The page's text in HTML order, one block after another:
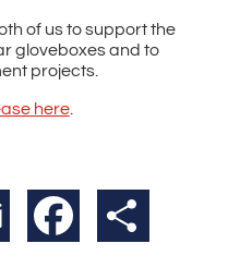
of us to support the
gloveboxes and to
projects.
here.
Email Facebook